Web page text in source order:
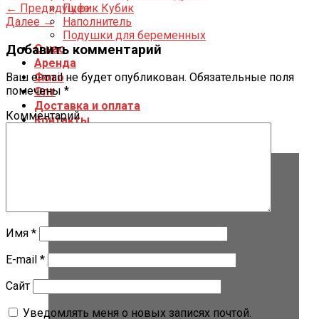
Пуфик Кубик
Наполнитель
Подушки для беременных
О нас
Аренда
Фото
Опт
Доставка и оплата
Контакты
← Предидущее
Далее →
Добавить комментарий
Ваш e-mail не будет опубликован. Обязательные поля
помечены *
Комментарий
Имя *
E-mail *
Сайт
Уведомлять меня о новых записях почтой.